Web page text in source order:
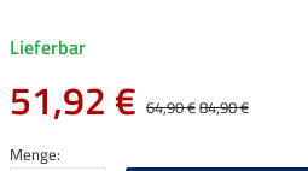
Lieferbar
51,92 € 64,90 €84,90 €
Menge: